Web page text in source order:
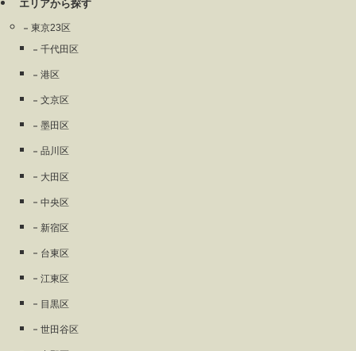
エリアから探す
東京23区
千代田区
港区
文京区
墨田区
品川区
大田区
中央区
新宿区
台東区
江東区
目黒区
世田谷区